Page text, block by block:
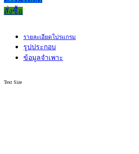
สั่งซื้อ
รายละเอียดโปรแกรม
รูปประกอบ
ข้อมูลจำเพาะ
Text Size